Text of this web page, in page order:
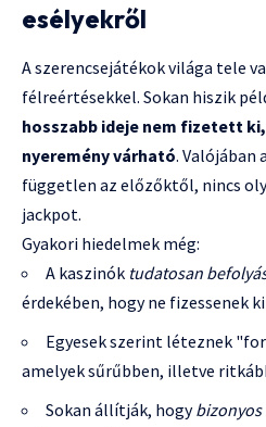
esélyekről
A szerencsejátékok világa tele
félreértésekkel. Sokan hiszik
hosszabb ideje nem fizetett
nyeremény várható. Valójában
független az előzőktől, nincs
jackpot.
Gyakori hiedelmek még:
A kaszinók tudatosan
érdekében, hogy ne fizessenek
Egyesek szerint léteznek
amelyek sűrűbben, illetve
Sokan állítják, hogy